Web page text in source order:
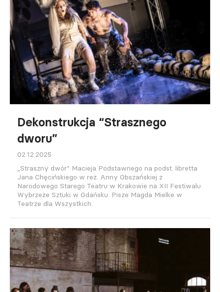
Dekonstrukcja “Strasznego
dworu”
02.12.2025
„Straszny dwór” Macieja Podstawnego na podst. libretta
Jana Chęcińskiego w reż. Anny Obszańskiej z
Narodowego Starego Teatru w Krakowie na XII Festiwalu
Wybrzeże Sztuki w Gdańsku. Pisze Magda Mielke w
Teatrze dla Wszystkich.